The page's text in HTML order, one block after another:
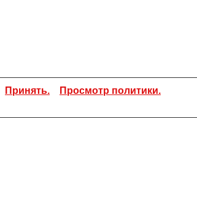
Принять. Просмотр политики.